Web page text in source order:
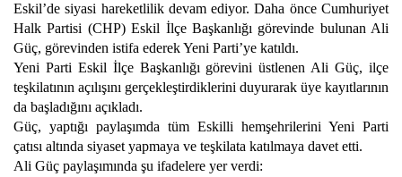
Eskil’de siyasi hareketlilik devam ediyor. Daha önce Cumhuriyet
Halk Partisi (CHP) Eskil İlçe Başkanlığı görevinde bulunan Ali
Güç, görevinden istifa ederek Yeni Parti’ye katıldı.
Yeni Parti Eskil İlçe Başkanlığı görevini üstlenen Ali Güç, ilçe
teşkilatının açılışını gerçekleştirdiklerini duyurarak üye kayıtlarının
da başladığını açıkladı.
Güç, yaptığı paylaşımda tüm Eskilli hemşehrilerini Yeni Parti
çatısı altında siyaset yapmaya ve teşkilata katılmaya davet etti.
Ali Güç paylaşımında şu ifadelere yer verdi: